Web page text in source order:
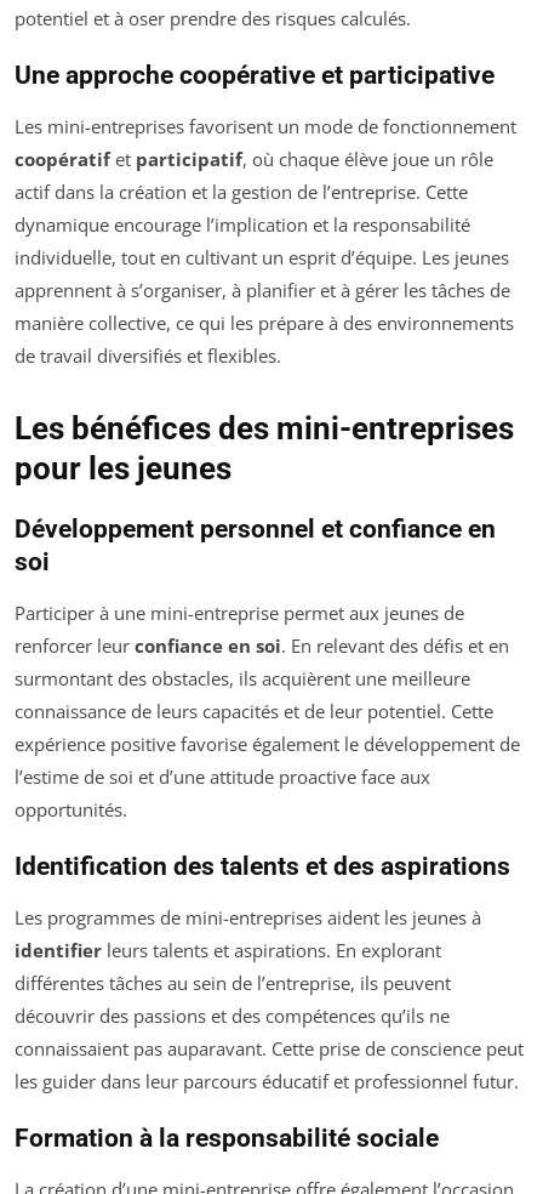
potentiel et à oser prendre des risques calculés.
Une approche coopérative et participative
Les mini-entreprises favorisent un mode de fonctionnement
coopératifet participatif, où chaque élève joue un rôle
actif dans la création et la gestion de l’entreprise. Cette
dynamique encourage l’implication et la responsabilité
individuelle, tout en cultivant un esprit d’équipe. Les jeunes
apprennent à s’organiser, à planifier et à gérer les tâches de
manière collective, ce qui les prépare à des environnements
de travail diversifiés et flexibles.
Les bénéfices des mini-entreprises
pour les jeunes
Développement personnel et confiance en
soi
Participer à une mini-entreprise permet aux jeunes de
renforcer leur confiance en soi. En relevant des défis et en
surmontant des obstacles, ils acquièrent une meilleure
connaissance de leurs capacités et de leur potentiel. Cette
expérience positive favorise également le développement de
l’estime de soi et d’une attitude proactive face aux
opportunités.
Identification des talents et des aspirations
Les programmes de mini-entreprises aident les jeunes à
identifier leurs talents et aspirations. En explorant
différentes tâches au sein de l’entreprise, ils peuvent
découvrir des passions et des compétences qu’ils ne
connaissaient pas auparavant. Cette prise de conscience peut
les guider dans leur parcours éducatif et professionnel futur.
Formation à la responsabilité sociale